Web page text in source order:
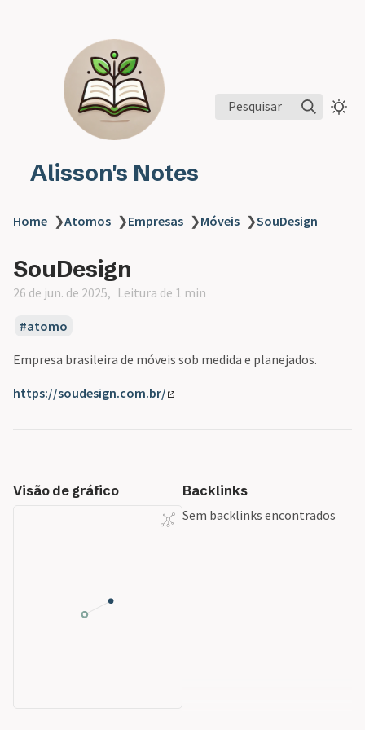
Alisson's Notes
Pesquisar
Home ❯Atomos ❯Empresas ❯Móveis ❯SouDesign
SouDesign
26 de jun. de 2025 Leitura de 1 min
atomo
Empresa brasileira de móveis sob medida e planejados.
https://soudesign.com.br/
Visão de gráfico
Backlinks
Sem backlinks encontrados